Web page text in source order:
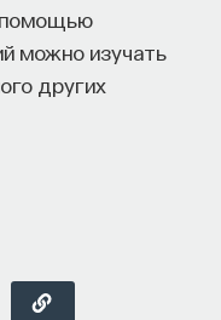
помощью
можно изучать
других